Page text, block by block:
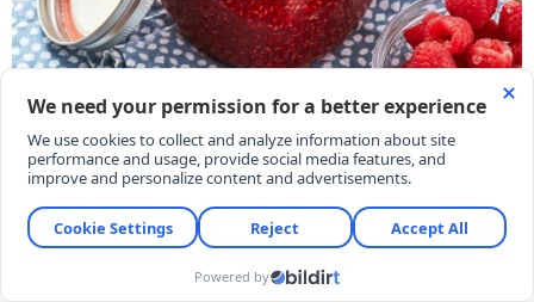
Mis kokusu, canlı rengi ve ekşimsi tatlı aromasıyla
kahvaltıların en sevilen lezzetlerinden biri olan
ahududu reçeli, doğru tekniklerle hazırlandığında
meyveler ezilmeden tam kıvamında pişiyor. İşte
dağılmayan ve şekerlenmeyen nefis ev yapımı
ahududu reçelinin püf noktalarıyla tarifi.